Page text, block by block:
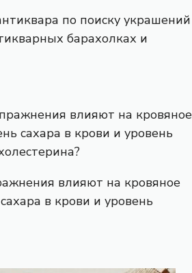
по поиску украшений
барахолках и
влияют на кровяное
в крови и уровень